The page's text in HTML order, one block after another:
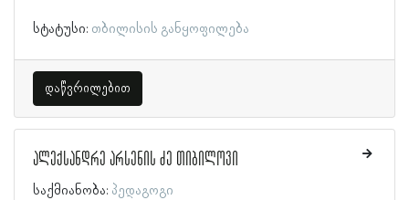
სტატუსი: თბილისის განყოფილება
დაწვრილებით
ალექსანდრე არსენის ძე თიბილოვი
საქმიანობა: პედაგოგი